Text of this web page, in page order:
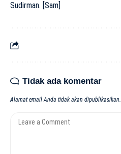
Sudirman. [Sam]
Tidak ada komentar
Alamat email Anda tidak akan dipublikasikan.